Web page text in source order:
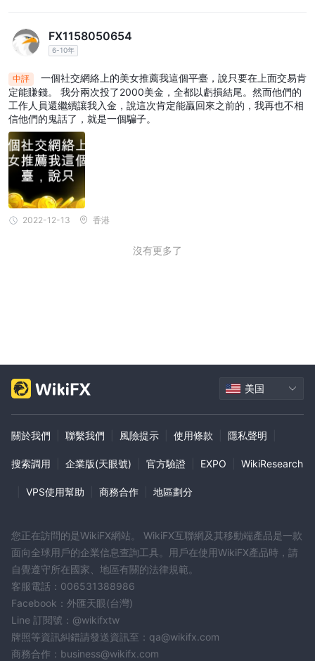
FX1158050654
6-10年
中評
一個社交網絡上的美女推薦我這個平臺，說只要在上面交易肯
定能賺錢。 我分兩次投了2000美金，全都以虧損結尾。然而他們的
工作人員還繼續讓我入金，說這次肯定能贏回來之前的，我再也不相
信他們的鬼話了，就是一個騙子。
2022-12-13 香港
沒有更多了
美国
關於我們 聯繫我們 風險提示 使用條款 隱私聲明
搜索調用 企業版(天眼號) 官方驗證 EXPO WikiResearch
VPS使用幫助 商務合作 地區劃分
您正在訪問的是WikiFX網站。 WikiFX互聯網及其移動端產品是一款
面向全球用戶的企業信息查詢工具。用戶在使用WikiFX產品時，請
自覺遵守所在國家、地區有關的法律規範。
客服電話：006531388986
Facebook：外匯天眼(台灣)
Line 訂閱號：@wikifxtw
牌照等資訊糾錯請發送資訊至：qa@wikifx.com
商務合作：business@wikifx.com